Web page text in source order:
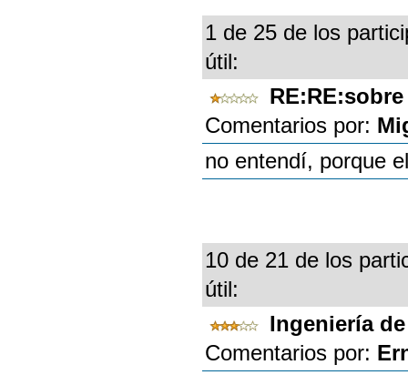
1 de 25 de los
útil:
Comentarios por:
no entendí, porque
10 de 21 de los
útil:
Ingeniería
Comentarios por: